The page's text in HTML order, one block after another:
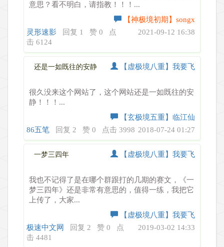
意思？看不明白，请指教！！！...
【神极境初期】songx
2021-09-12 16:38
灵形速影 回复 1 赞 0
点
击 6124
还是一如既往的安静 【虚极境八重】我要飞
很久没来这个网站了，这个网站还是一如既往的安
静！！！...
【玄极境五重】临江仙
2018-07-24 01:27
86五笔 回复 2 赞 0 点击 3998
一梦三四年 【虚极境八重】我要飞
我也不记得了是在哪个群跟打的几期的赛文，《一
梦三四年》还是非常有意思的，值得一练，我把它
上传了，大家...
【虚极境八重】我要飞
2019-03-02 14:33
极速中文网 回复 2 赞 0
点
击 4481